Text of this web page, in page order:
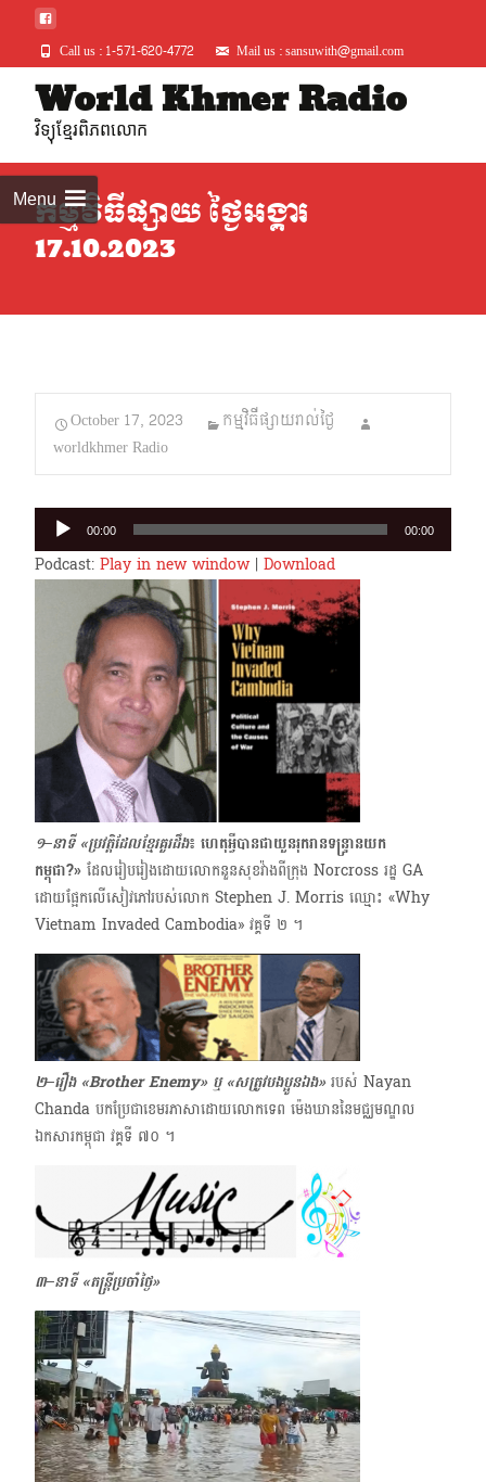
Call us : 1-571-620-4772 Mail us : sansuwith@gmail.com
World Khmer Radio
វិទ្យុខ្មែរពិភពលោក
Menuកម្មវិធីផ្សាយ ថ្ងៃអង្គារ
17.10.2023
October 17, 2023
កម្មវិធីផ្សាយរាល់ថ្ងៃ
worldkhmer Radio
Audio
Player
00:00 00:00
Podcast: Play in new window| Download
១–នាទី «ប្រវត្តិដែលខ្មែរគួរដឹង៖ ហេតុអ្វីបានជាយួនរុករានទន្ទ្រានយក
កម្ពុជា?» ដែលរៀបរៀងដោយលោកនួនសុខវ៉ាងពីក្រុង Norcross រដ្ឋ GA
ដោយផ្អែកលើសៀវភៅរបស់លោក Stephen J. Morris ឈ្មោះ «Why
Vietnam Invaded Cambodia» វគ្គទី ២ ។
២–រឿង «Brother Enemy» ឬ «សត្រូវបងប្អូនឯង»របស់ Nayan
Chanda​ បកប្រែជាខេមរភាសាដោយ​លោក​ទេព ម៉េងឃាន​នៃមជ្ឈមណ្ឌល
ឯកសារកម្ពុជា វគ្គទី ៧០ ​។
៣–នាទី«តន្ត្រីប្រចាំថ្ងៃ»